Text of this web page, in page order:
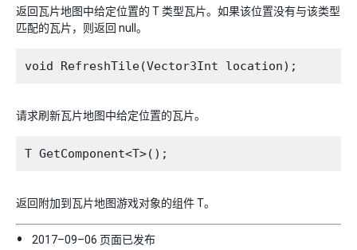
返回瓦片地图中给定位置的 T 类型瓦片。如果该位置没有与该类型
匹配的瓦片，则返回 null。
请求刷新瓦片地图中给定位置的瓦片。
返回附加到瓦片地图游戏对象的组件 T。
2017–09–06 页面已发布